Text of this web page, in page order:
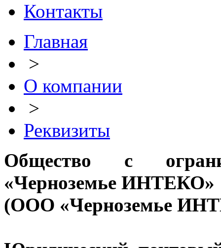
Контакты
Главная
>
О компании
>
Реквизиты
Общество с
«Черноземье ИНТЕКО»
(ООО «Черноземье